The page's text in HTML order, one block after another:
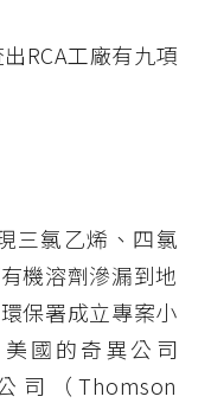
RCA工廠有九項
三氯乙烯、四氯
機溶劑滲漏到地
保署成立專案小
國的奇異公司
司（Thomson